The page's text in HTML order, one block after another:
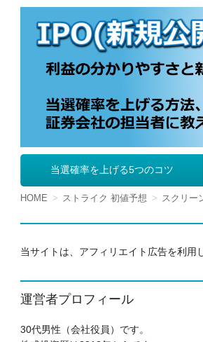
IPO（新規公開株
ン
テ
ツ
移
当選確率を上げる5つのコツ
HOME ストライク 初値予想 スクリー
当サイトは、アフィリエイト広告を利用
運営者プロフィール
30代男性（会社役員）です。